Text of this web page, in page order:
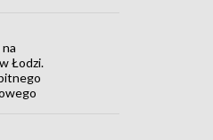
Łodzi.